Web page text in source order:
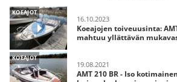
KOEAJOT
16.10.2023
Koeajojen toiveuusinta:
mahtuu yllättävän
KOEAJOT
19.08.2021
AMT 210 BR - Iso